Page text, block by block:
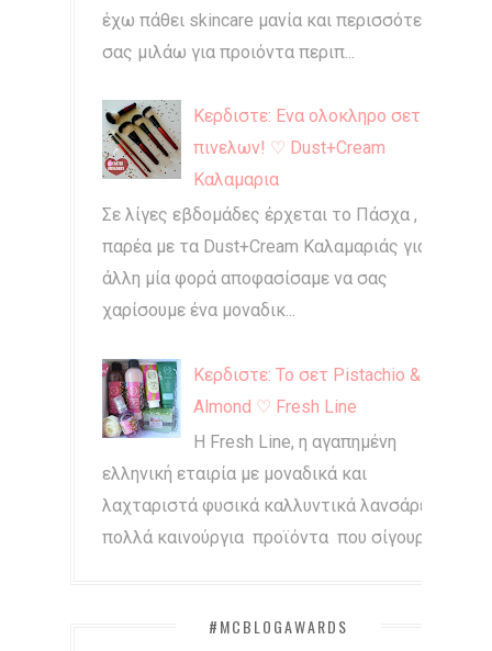
έχω πάθει skincare μανία και περισσότερο
σας μιλάω για προιόντα περιπ...
Κερδιστε: Ενα ολοκληρο σετ
πινελων! ♡ Dust+Cream
Καλαμαρια
Σε λίγες εβδομάδες έρχεται το Πάσχα , και
παρέα με τα Dust+Cream Καλαμαριάς για
άλλη μία φορά αποφασίσαμε να σας
χαρίσουμε ένα μοναδικ...
Κερδιστε: Το σετ Pistachio &
Almond ♡ Fresh Line
Η Fresh Line, η αγαπημένη
ελληνική εταιρία με μοναδικά και
λαχταριστά φυσικά καλλυντικά λανσάρει
πολλά καινούργια προϊόντα που σίγουρα...
#MCBLOGAWARDS